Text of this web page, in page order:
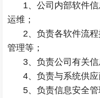
1、公司内部软件
运维；
2、负责各软件流
管理等；
3、负责公司有关
4、负责与系统供
5、负责信息安全管